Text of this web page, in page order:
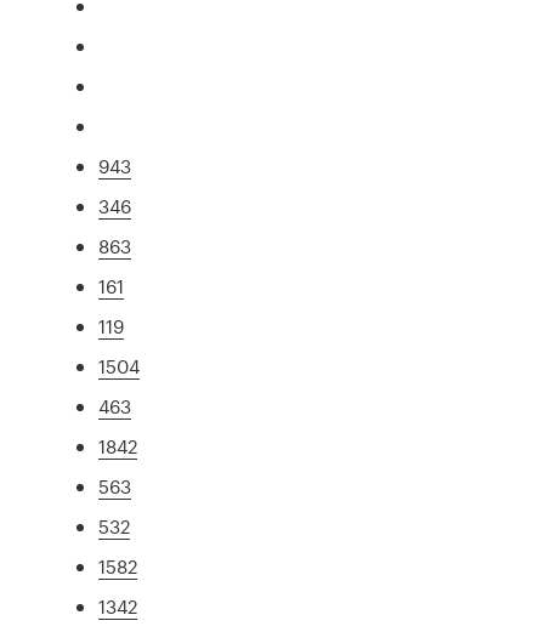
943
346
863
161
119
1504
463
1842
563
532
1582
1342